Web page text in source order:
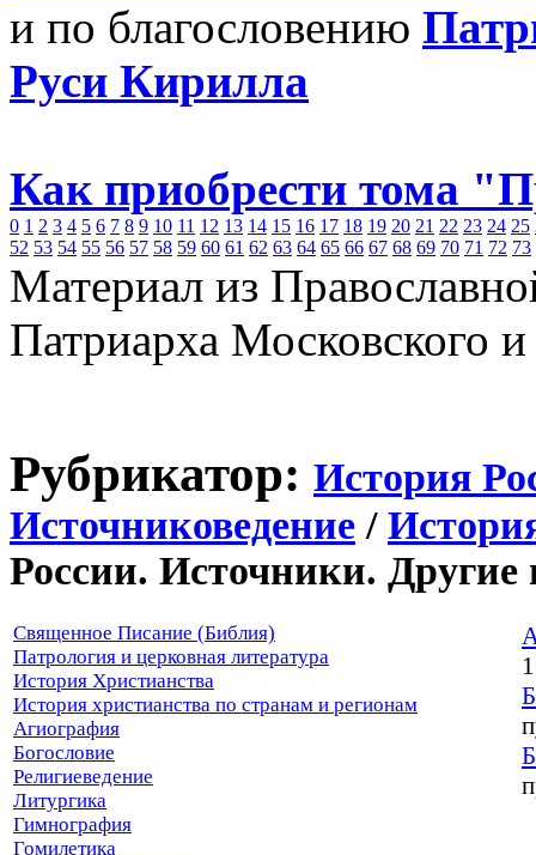
и по благословению
Руси Кирилла
Как приобрести тома
0 1 2 3 4 5 6 7 8 9 10 11 12 13 14 15 16 17 18 19 20 21 22 23 24 25
52 53 54 55 56 57 58 59 60 61 62 63 64 65 66 67 68 69 70 71 72 73
Материал из
Патриарха Московского
Рубрикатор: История
Источниковедение /
России. Источники. Другие
Священное Писание (Библия)
Патрология и церковная литература
История Христианства
История христианства по странам и регионам
Агиография
Богословие
Религиеведение
Литургика
Гимнография
Гомилетика